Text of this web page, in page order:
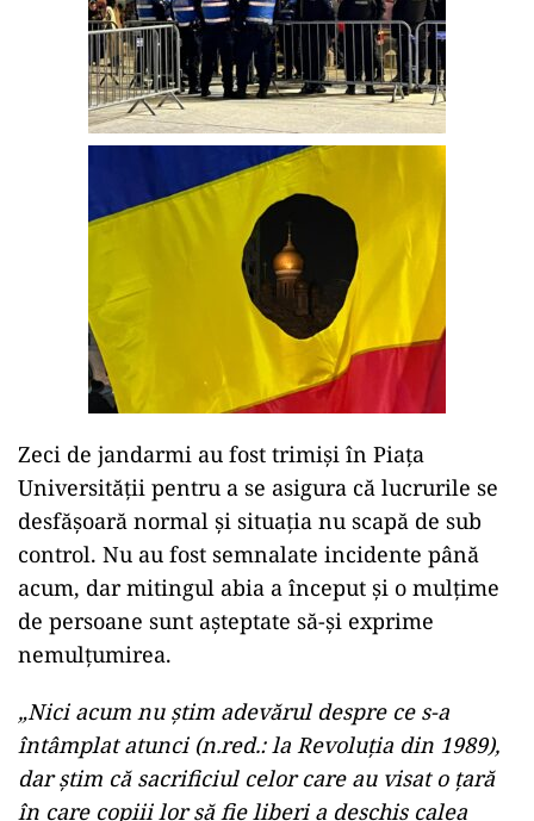
Zeci de jandarmi au fost trimiși în Piața
Universității pentru a se asigura că lucrurile se
desfășoară normal și situația nu scapă de sub
control. Nu au fost semnalate incidente până
acum, dar mitingul abia a început și o mulțime
de persoane sunt așteptate să-și exprime
nemulțumirea.
„Nici acum nu știm adevărul despre ce s-a
întâmplat atunci (n.red.: la Revoluția din 1989),
dar știm că sacrificiul celor care au visat o țară
în care copiii lor să fie liberi a deschis calea